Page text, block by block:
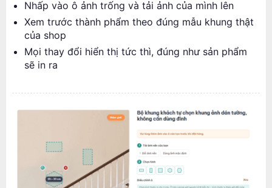
Nhấp vào ô ảnh trống và tải ảnh của mình lên
Xem trước thành phẩm theo đúng mẫu khung thật
của shop
Mọi thay đổi hiển thị tức thì, đúng như sản phẩm
sẽ in ra